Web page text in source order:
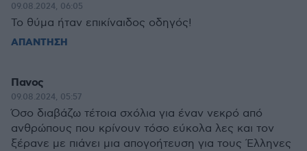
09.08.2024, 06:05
Το θύμα ήταν επικίναιδος οδηγός!
ΑΠΑΝΤΗΣΗ
Πανος
09.08.2024, 05:57
Όσο διαβάζω τέτοια σχόλια για έναν νεκρό από
ανθρώπους που κρίνουν τόσο εύκολα λες και τον
ξέρανε με πιάνει μια απογοήτευση για τους Έλληνες